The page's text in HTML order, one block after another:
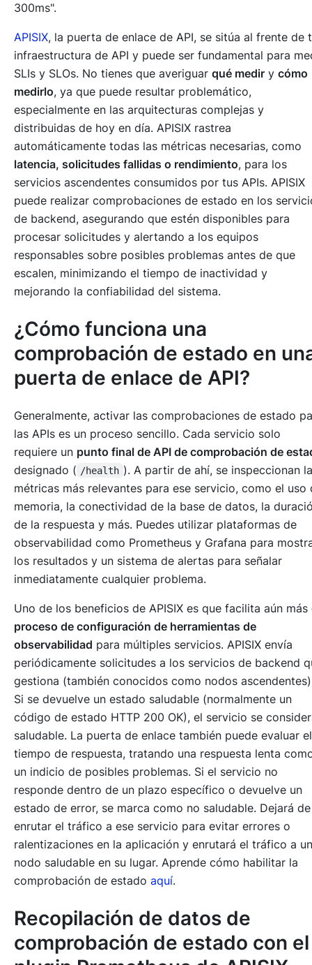
300ms".
APISIX, la puerta de enlace de API, se sitúa al frente de
infraestructura de API y puede ser fundamental para
SLIs y SLOs. No tienes que averiguar qué medir y cómo
medirlo, ya que puede resultar problemático,
especialmente en las arquitecturas complejas y
distribuidas de hoy en día. APISIX rastrea
automáticamente todas las métricas necesarias, como
latencia, solicitudes fallidas o rendimiento, para los
servicios ascendentes consumidos por tus APIs. APISIX
puede realizar comprobaciones de estado en los
de backend, asegurando que estén disponibles para
procesar solicitudes y alertando a los equipos
responsables sobre posibles problemas antes de que
escalen, minimizando el tiempo de inactividad y
mejorando la confiabilidad del sistema.
¿Cómo funciona una
comprobación de estado en
puerta de enlace de API?
Generalmente, activar las comprobaciones de estado
las APIs es un proceso sencillo. Cada servicio solo
requiere un punto final de API de comprobación de
designado ( /health ). A partir de ahí, se inspeccionan
métricas más relevantes para ese servicio, como el uso
memoria, la conectividad de la base de datos, la
de la respuesta y más. Puedes utilizar plataformas de
observabilidad como Prometheus y Grafana para
los resultados y un sistema de alertas para señalar
inmediatamente cualquier problema.
Uno de los beneficios de APISIX es que facilita aún más
proceso de configuración de herramientas de
observabilidad para múltiples servicios. APISIX envía
periódicamente solicitudes a los servicios de backend
gestiona (también conocidos como nodos
Si se devuelve un estado saludable (normalmente un
código de estado HTTP 200 OK), el servicio se
saludable. La puerta de enlace también puede evaluar el
tiempo de respuesta, tratando una respuesta lenta
un indicio de posibles problemas. Si el servicio no
responde dentro de un plazo específico o devuelve un
estado de error, se marca como no saludable. Dejará de
enrutar el tráfico a ese servicio para evitar errores o
ralentizaciones en la aplicación y enrutará el tráfico a un
nodo saludable en su lugar. Aprende cómo habilitar la
comprobación de estado aquí.
Recopilación de datos de
comprobación de estado con el